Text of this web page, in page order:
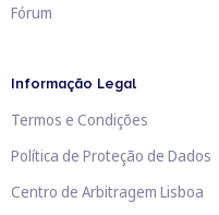
Fórum
Informação Legal
Termos e Condições
Política de Proteção de Dados
Centro de Arbitragem Lisboa